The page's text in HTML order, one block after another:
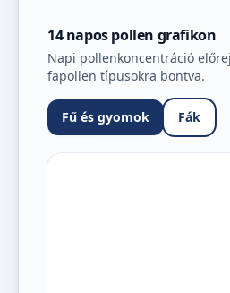
14 napos pollen grafikon
Napi pollenkoncentráció
fapollen típusokra bontva.
Fű és gyomok Fák